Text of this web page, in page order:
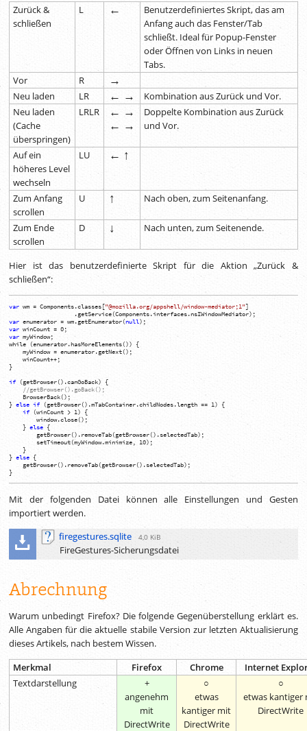
Zurück &
schließen
L ←
Benutzerdefiniertes Skript, das am
Anfang auch das Fenster/Tab
schließt. Ideal für Popup-Fenster
oder Öffnen von Links in neuen
Tabs.
Vor
R →
Neu laden LR ← →
Kombination aus Zurück und Vor.
Neu laden
(Cache
überspringen)
LRLR
← →
← →
Doppelte Kombination aus Zurück
und Vor.
Auf ein
höheres Level
wechseln
LU ← ↑
Zum Anfang
scrollen
U ↑ Nach oben, zum Seitenanfang.
Zum Ende
scrollen
D ↓ Nach unten, zum Seitenende.
Hier ist das benutzerdefinierte Skript für die Aktion „Zurück &
schließen“:
var wm = Components.classes["@mozilla.org/appshell/window-mediator;1"]
.getService(Components.interfaces.nsIWindowMediator) ;
var enumerator = wm.getEnumerator(null) ;
var winCount = 0;
var myWindow;
while
(enumerator.hasMoreElements())
{
myWindow = enumerator.getNext() ;
winCount++;
}
if
(getBrowser() .canGoBack)
{
//getBrowser().goBack();
BrowserBack() ;
} else if (getBrowser() .mTabContainer.childNodes.length == 1)
{
if
(winCount > 1)
{
window.close() ;
} else {
getBrowser() .removeTab(getBrowser() .selectedTab) ;
setTimeout(myWindow.minimize 10) ;
}
} else {
getBrowser() .removeTab(getBrowser() .selectedTab) ;
}
Mit der folgenden Datei können alle Einstellungen und Gesten
importiert werden.
firegestures.sqlite
4,0 KiB
FireGestures-Sicherungsdatei
Abrechnung
Warum unbedingt Firefox? Die folgende Gegenüberstellung erklärt es.
Alle Angaben für die aktuelle stabile Version zur letzten Aktualisierung
dieses Artikels, nach bestem Wissen.
Merkmal
Firefox Chrome
Internet
Textdarstellung
+
angenehm
mit
DirectWrite
○
etwas
kantiger mit
DirectWrite
○
etwas kantiger
DirectWrite